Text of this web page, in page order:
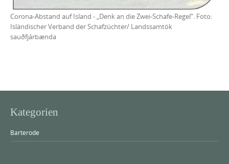
Corona-Abstand auf Island - „Denk an die Zwei-Schafe-Regel“. Foto:
Isländischer Verband der Schafzüchter/ Landssamtök
sauðfjárbænda
Kategorien
Barterode